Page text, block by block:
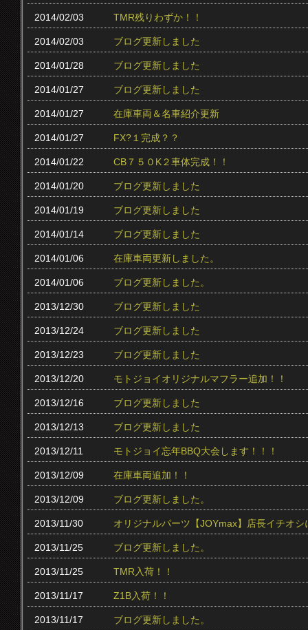
2014/02/03 TMR残りわずか！！
2014/02/03 ブログ更新しました
2014/01/28 ブログ更新しました
2014/01/27 ブログ更新しました
2014/01/27 在庫車両＆名車紹介更新
2014/01/27 FX?１完成？？
2014/01/22 CB７５０K２車体完成！！
2014/01/20 ブログ更新しました
2014/01/19 ブログ更新しました
2014/01/14 ブログ更新しました
2014/01/06 在庫車両更新しました。
2014/01/06 ブログ更新しました。
2013/12/30 ブログ更新しました
2013/12/24 ブログ更新しました
2013/12/23 ブログ更新しました
2013/12/20 モトジョイオリジナルマフラー追加！！
2013/12/16 ブログ更新しました
2013/12/13 ブログ更新しました
2013/12/11 モトジョイ忘年BBQ大会します！！！
2013/12/09 在庫車両追加！！
2013/12/09 ブログ更新しました。
2013/11/30 オリジナルパーツ【JOYmax】店長イチオ
2013/11/25 ブログ更新しました。
2013/11/25 TMR入荷！！
2013/11/17 Z1B入荷！！
2013/11/17 ブログ更新しました。